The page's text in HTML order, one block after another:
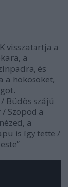
visszatartja a
a
és
a hökösöket,
Büdös szájú
Szopod a
a
is így tette /